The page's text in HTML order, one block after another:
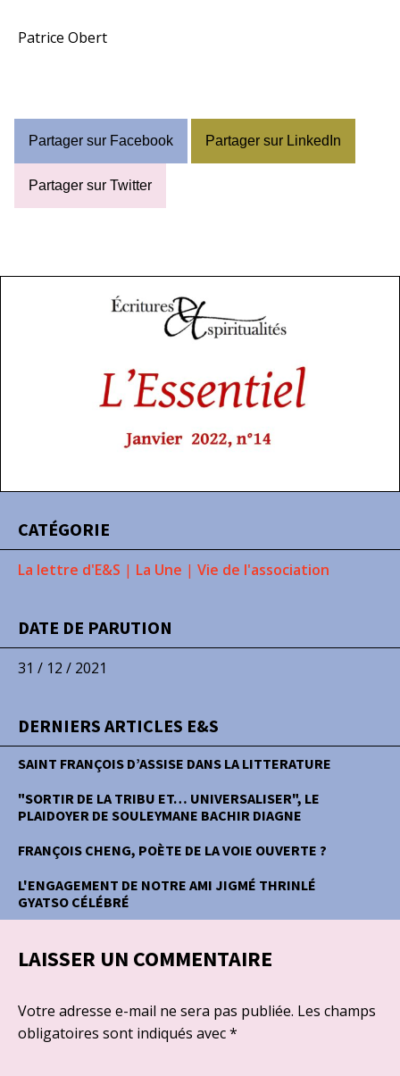
CATÉGORIE
La lettre d'E&S | La Une | Vie de l'association
DATE DE PARUTION
31 / 12 / 2021
DERNIERS ARTICLES E&S
SAINT FRANÇOIS D’ASSISE DANS LA LITTERATURE
"SORTIR DE LA TRIBU ET… UNIVERSALISER", LE
PLAIDOYER DE SOULEYMANE BACHIR DIAGNE
FRANÇOIS CHENG, POÈTE DE LA VOIE OUVERTE ?
L'ENGAGEMENT DE NOTRE AMI JIGMÉ THRINLÉ
GYATSO CÉLÉBRÉ
LAISSER UN COMMENTAIRE
Votre adresse e-mail ne sera pas publiée. Les champs
obligatoires sont indiqués avec*
Patrice Obert
Partager sur Facebook Partager sur LinkedIn
Partager sur Twitter